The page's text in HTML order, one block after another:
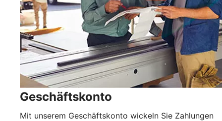
Geschäftskonto
Mit unserem Geschäftskonto wickeln Sie Zahlungen